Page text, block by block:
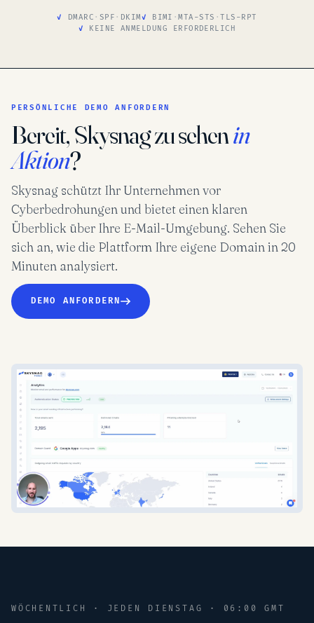
DMARC · SPF · DKIM BIMI ·MTA-STS ·TLS-RPT
KEINE ANMELDUNG ERFORDERLICH
PERSÖNLICHE DEMO ANFORDERN
Bereit, Skysnag zu sehenin
Aktion?
Skysnag schützt Ihr Unternehmen vor
Cyberbedrohungen und bietet einen klaren
Überblick über Ihre E-Mail-Umgebung. Sehen Sie
sich an, wie die Plattform Ihre eigene Domain in 20
Minuten analysiert.
DEMO ANFORDERN
WÖCHENTLICH · JEDEN DIENSTAG · 06:00 GMT